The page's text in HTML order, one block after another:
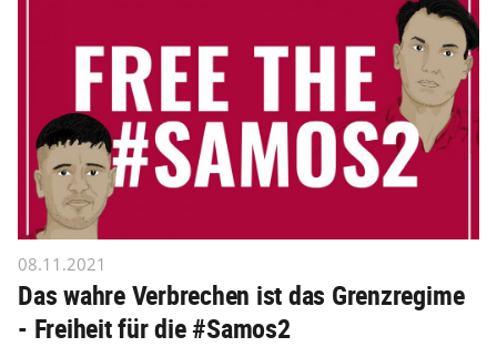
08.11.2021
Das wahre Verbrechen ist das Grenzregime
- Freiheit für die #Samos2